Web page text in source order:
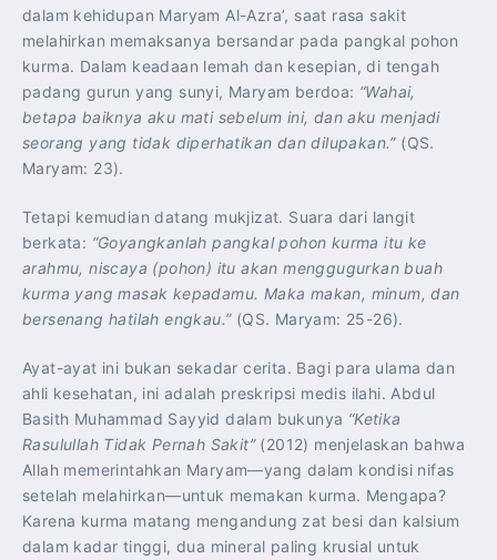
dalam kehidupan Maryam Al-Azra’, saat rasa sakit
melahirkan memaksanya bersandar pada pangkal pohon
kurma. Dalam keadaan lemah dan kesepian, di tengah
padang gurun yang sunyi, Maryam berdoa: “Wahai,
betapa baiknya aku mati sebelum ini, dan aku menjadi
seorang yang tidak diperhatikan dan dilupakan.”(QS.
Maryam: 23).
Tetapi kemudian datang mukjizat. Suara dari langit
berkata: “Goyangkanlah pangkal pohon kurma itu ke
arahmu, niscaya (pohon) itu akan menggugurkan buah
kurma yang masak kepadamu. Maka makan, minum, dan
bersenang hatilah engkau.”(QS. Maryam: 25-26).
Ayat-ayat ini bukan sekadar cerita. Bagi para ulama dan
ahli kesehatan, ini adalah preskripsi medis ilahi. Abdul
Basith Muhammad Sayyid dalam bukunya “Ketika
Rasulullah Tidak Pernah Sakit”(2012) menjelaskan bahwa
Allah memerintahkan Maryam—yang dalam kondisi nifas
setelah melahirkan—untuk memakan kurma. Mengapa?
Karena kurma matang mengandung zat besi dan kalsium
dalam kadar tinggi, dua mineral paling krusial untuk